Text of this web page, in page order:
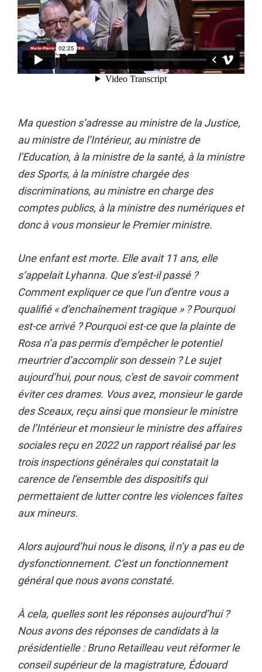
Ma question s’adresse au ministre de la Justice,
au ministre de l’Intérieur, au ministre de
l’Education, à la ministre de la santé, à la ministre
des Sports, à la ministre chargée des
discriminations, au ministre en charge des
comptes publics, à la ministre des numériques et
donc à vous monsieur le Premier ministre.
Une enfant est morte. Elle avait 11 ans, elle
s’appelait Lyhanna. Que s’est-il passé ?
Comment expliquer ce que l’un d’entre vous a
qualifié « d’enchaînement tragique » ? Pourquoi
est-ce arrivé ? Pourquoi est-ce que la plainte de
Rosa n’a pas permis d’empêcher le potentiel
meurtrier d’accomplir son dessein ? Le sujet
aujourd’hui, pour nous, c’est de savoir comment
éviter ces drames. Vous avez, monsieur le garde
des Sceaux, reçu ainsi que monsieur le ministre
de l’Intérieur et monsieur le ministre des affaires
sociales reçu en 2022 un rapport réalisé par les
trois inspections générales qui constatait la
carence de l’ensemble des dispositifs qui
permettaient de lutter contre les violences faites
aux mineurs.
Alors aujourd’hui nous le disons, il n’y a pas eu de
dysfonctionnement. C’est un fonctionnement
général que nous avons constaté.
À cela, quelles sont les réponses aujourd’hui ?
Nous avons des réponses de candidats à la
présidentielle : Bruno Retailleau veut réformer le
conseil supérieur de la magistrature, Édouard